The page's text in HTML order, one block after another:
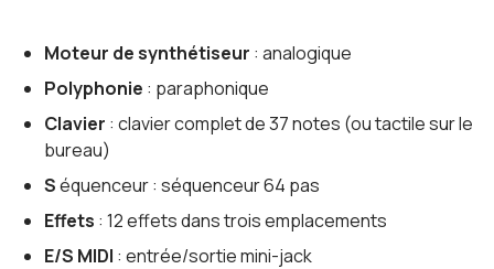
Moteur de synthétiseur : analogique
Polyphonie : paraphonique
Clavier : clavier complet de 37 notes (ou tactile sur le
bureau)
Séquenceur : séquenceur 64 pas
Effets : 12 effets dans trois emplacements
E/S MIDI : entrée/sortie mini-jack